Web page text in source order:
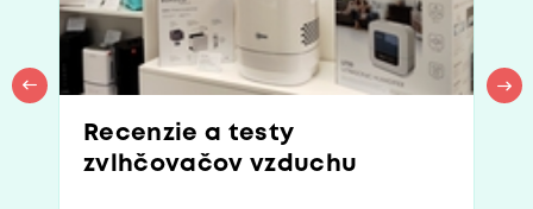
Recenzie a testy
zvlhčovačov vzduchu